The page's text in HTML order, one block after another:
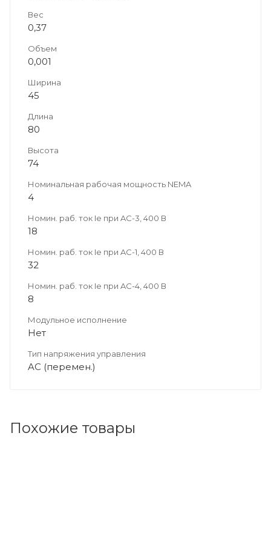
Вес
0,37
Объем
0,001
Ширина
45
Длина
80
Высота
74
Номинальная рабочая мощность NEMA
4
Номин. раб. ток Ie при AC-3, 400 В
18
Номин. раб. ток Ie при AC-1, 400 В
32
Номин. раб. ток Ie при AC-4, 400 В
8
Модульное исполнение
Нет
Тип напряжения управления
AC (перемен.)
Похожие товары